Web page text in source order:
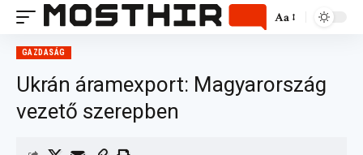
Aa
GAZDASÁG
Ukrán áramexport: Magyarország
vezető szerepben